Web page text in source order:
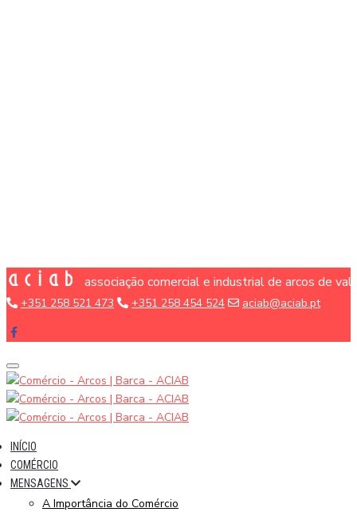
associação comercial e industrial de arcos de
+351 258 521 473 +351 258 454 524 aciab@aciab.pt
INÍCIO
COMÉRCIO
MENSAGENS
A Importância do Comércio